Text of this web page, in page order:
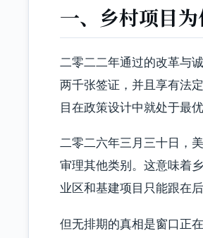
一、乡村项目
二零二二年通过的改革与
两千张签证，并且享有法
目在政策设计中就处于最优
二零二六年三月三十日，
审理其他类别。这意味着
业区和基建项目只能跟在后
但无排期的真相是窗口正